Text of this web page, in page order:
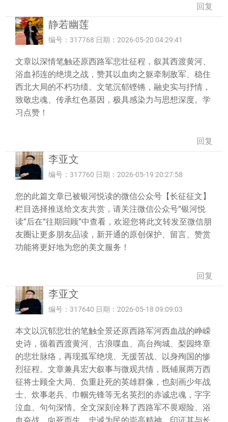
回复
静若幽莲
编号：317768 日期：2026-05-20 04:29:41
文章以深情笔触还原西路军悲壮征程，叙其西渡黄河、
浴血祁连的绝境之战，赞其以血肉之躯牵制敌军、稳住
西北大局的不朽功绩。文笔沉郁铿锵，融史实与抒情，
致敬忠魂、传承红色基因，极具感染力与思想深度。学
习点赞！
回复
李亚文
编号：317760 日期：2026-05-19 20:27:58
您的此篇文章已被银河悦读的微信公众号【长征征文】
栏目选择推送给文友共赏，请关注微信公众号“银河悦
读”后在“往期回顾”中查看，欢迎您将此文转发至微信朋
友圈让更多朋友品读，新开通的原创保护、留言、赞赏
功能将更好地为您的美文服务！
回复
李亚文
编号：317640 日期：2026-05-18 09:09:03
本文以沉郁悲壮的笔触全景还原西路军河西血战的峥嵘
史诗，循着西渡黄河、古浪喋血、高台殉城、梨园终章
的悲壮脉络，再现孤军绝境、无援苦战、以身殉国的惨
烈征程。文章兼具宏大叙事与微观共情，既铺展两万西
征将士顾全大局、负重赴死的英雄群像，也刻画少年战
士、炊事老兵、巾帼先锋等无名英烈的赤诚忠魂，字字
泣血、句句深情。全文深刻诠释了西路军不畏艰险、浴